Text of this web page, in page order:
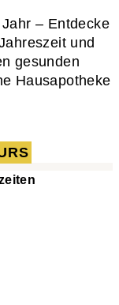
– Entdecke
und
gesunden
Hausapotheke